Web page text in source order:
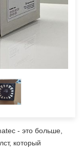
- это больше,
который